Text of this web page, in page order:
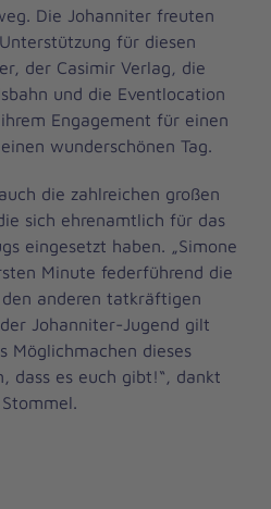
Die Johanniter freuten
für diesen
der Casimir Verlag, die
und die Eventlocation
Engagement für einen
wunderschönen Tag.
die zahlreichen großen
sich ehrenamtlich für das
eingesetzt haben. „Simone
Minute federführend die
anderen tatkräftigen
Johanniter-Jugend gilt
Möglichmachen dieses
dass es euch gibt!“, dankt